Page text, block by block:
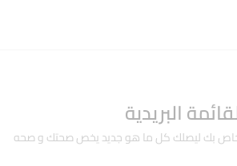
البريدية
الخاص بك ليصلك كل ما هو جديد يخص صحتك و صحه